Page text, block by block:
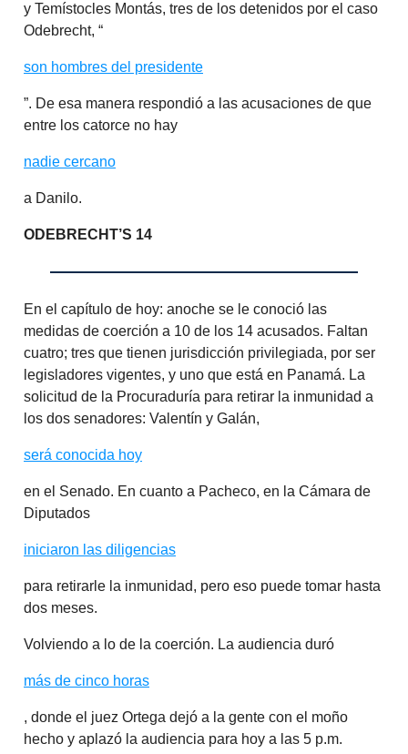
y Temístocles Montás, tres de los detenidos por el caso
Odebrecht, “
son hombres del presidente
”. De esa manera respondió a las acusaciones de que
entre los catorce no hay
nadie cercano
a Danilo.
ODEBRECHT’S 14
En el capítulo de hoy: anoche se le conoció las
medidas de coerción a 10 de los 14 acusados. Faltan
cuatro; tres que tienen jurisdicción privilegiada, por ser
legisladores vigentes, y uno que está en Panamá. La
solicitud de la Procuraduría para retirar la inmunidad a
los dos senadores: Valentín y Galán,
será conocida hoy
en el Senado. En cuanto a Pacheco, en la Cámara de
Diputados
iniciaron las diligencias
para retirarle la inmunidad, pero eso puede tomar hasta
dos meses.
Volviendo a lo de la coerción. La audiencia duró
más de cinco horas
, donde el juez Ortega dejó a la gente con el moño
hecho y aplazó la audiencia para hoy a las 5 p.m.